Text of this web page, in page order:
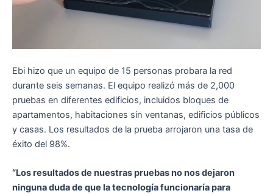
Ebi hizo que un equipo de 15 personas probara la red
durante seis semanas. El equipo realizó más de 2,000
pruebas en diferentes edificios, incluidos bloques de
apartamentos, habitaciones sin ventanas, edificios públicos
y casas. Los resultados de la prueba arrojaron una tasa de
éxito del 98%.
“Los resultados de nuestras pruebas no nos dejaron
ninguna duda de que la tecnología funcionaría para